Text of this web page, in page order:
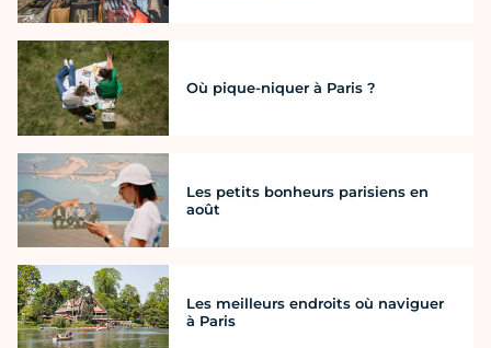
Où pique-niquer à Paris ?
Les petits bonheurs parisiens en
août
Les meilleurs endroits où naviguer
à Paris